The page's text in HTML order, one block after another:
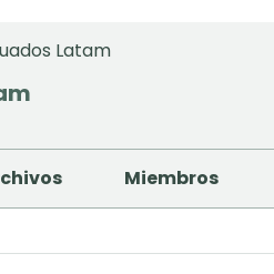
Latam
Miembros